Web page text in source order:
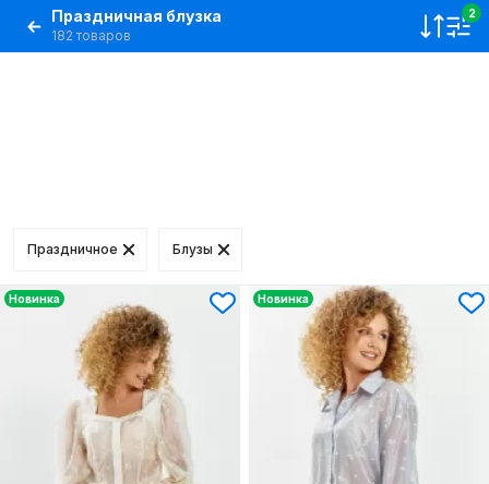
Праздничная блузка
182 товаров
2
Праздничное Блузы
Новинка Новинка